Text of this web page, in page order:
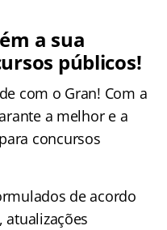
a sua
públicos!
com o Gran! Com a
a melhor e a
concursos
de acordo
atualizações